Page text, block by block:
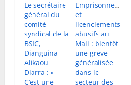
Le secrétaire
général du
comité
syndical de la
BSIC,
Dianguina
Alikaou
Diarra : «
C’est une
Emprisonnements
et
licenciements
abusifs au
Mali : bientôt
une grève
généralisée
dans le
secteur des